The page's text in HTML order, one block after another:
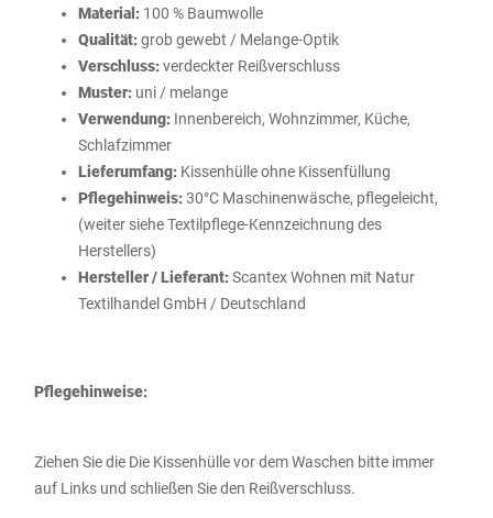
Material: 100 % Baumwolle
Qualität:grob gewebt / Melange-Optik
Verschluss:verdeckter Reißverschluss
Muster: uni / melange
Verwendung: Innenbereich, Wohnzimmer, Küche,
Schlafzimmer
Lieferumfang: Kissenhülle ohne Kissenfüllung
Pflegehinweis:30°C Maschinenwäsche, pflegeleicht,
(weiter siehe Textilpflege-Kennzeichnung des
Herstellers)
Hersteller / Lieferant:Scantex Wohnen mit Natur
Textilhandel GmbH / Deutschland
Pflegehinweise:
Ziehen Sie die Die Kissenhülle vor dem Waschen bitte immer
auf Links und schließen Sie den Reißverschluss.